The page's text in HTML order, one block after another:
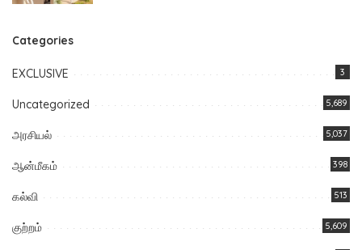
Categories
EXCLUSIVE 3
Uncategorized 5,689
அரசியல் 5,037
ஆன்மீகம் 398
கல்வி 513
குற்றம் 5,609